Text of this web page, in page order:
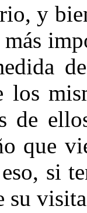
y
los
de
que
si
su